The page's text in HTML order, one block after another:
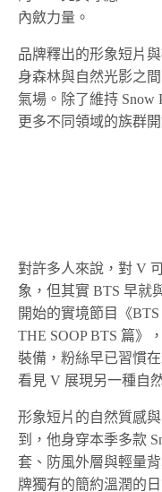
內斂力量。
品牌釋出的形象短片
身森林與自然光影之
氣場。除了維持 Snow
更多不同領域的族群
對許多人來說，對 V
象，但其實 BTS 早就
開始的實境節目《
THE SOOP BTS 篇》
裝備，粉絲早已習慣
看見 V 展現另一種自
形象短片的自然質感
到，他身穿本季多款
套、防風外層與輕量
牌獨有的簡約溫潤的